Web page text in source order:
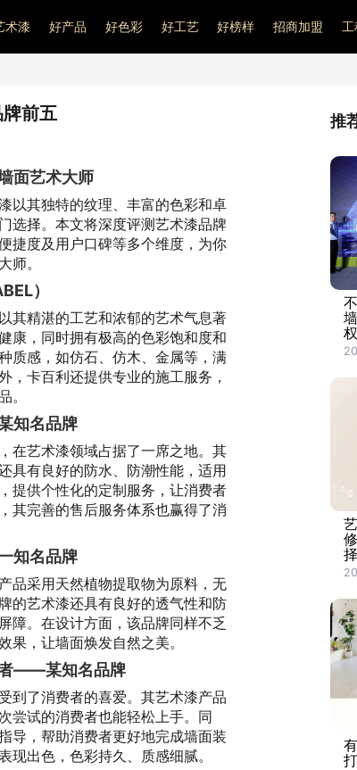
术漆 好产品 好色彩 好工艺 好榜样 招商加盟
前五
面艺术大师
以其独特的纹理、丰富的色彩和卓
选择。本文将深度评测艺术漆品牌
捷度及用户口碑等多个维度，为你
师。
）
其精湛的工艺和浓郁的艺术气息著
康，同时拥有极高的色彩饱和度和
质感，如仿石、仿木、金属等，满
，卡百利还提供专业的施工服务，
。
知名品牌
在艺术漆领域占据了一席之地。其
具有良好的防水、防潮性能，适用
提供个性化的定制服务，让消费者
其完善的售后服务体系也赢得了消
知名品牌
品采用天然植物提取物为原料，无
的艺术漆还具有良好的透气性和防
障。在设计方面，该品牌同样不乏
果，让墙面焕发自然之美。
者——某知名品牌
到了消费者的喜爱。其艺术漆产品
尝试的消费者也能轻松上手。同
导，帮助消费者更好地完成墙面装
出色，色彩持久、质感细腻。
推